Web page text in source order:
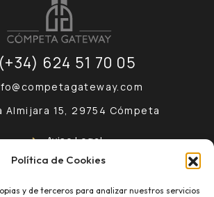
Política de Cookies
y de terceros para analizar nuestros servicios
(+34) 624 51 70 05
Almijara 15, 29754 Cómpeta
Aviso Legal